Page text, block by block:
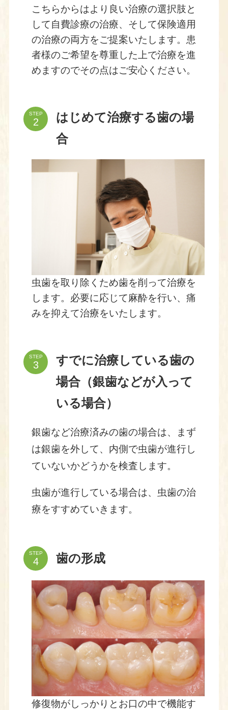
こちらからはより良い治療の選択肢と
して自費診療の治療、そして保険適用
の治療の両方をご提案いたします。患
者様のご希望を尊重した上で治療を進
めますのでその点はご安心ください。
STEP
はじめて治療する歯の場
合
虫歯を取り除くため歯を削って治療を
します。必要に応じて麻酔を行い、痛
みを抑えて治療をいたします。
STEP
すでに治療している歯の
場合（銀歯などが入って
いる場合）
銀歯など治療済みの歯の場合は、まず
は銀歯を外して、内側で虫歯が進行し
ていないかどうかを検査します。
虫歯が進行している場合は、虫歯の治
療をすすめていきます。
STEP 歯の形成
修復物がしっかりとお口の中で機能す